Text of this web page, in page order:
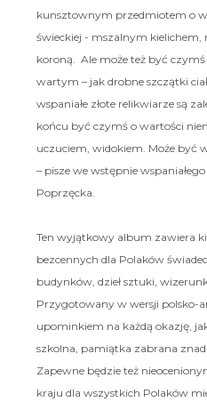
kunsztownym przedmiotem o
świeckiej - mszalnym kielichem,
koroną. Ale może też być
wartym – jak drobne szczątki
wspaniałe złote relikwiarze są
końcu być czymś o wartości
uczuciem, widokiem. Może być
– pisze we wstępnie
Poprzęcka.
Ten wyjątkowy album zawiera
bezcennych dla Polaków
budynków, dzieł sztuki,
Przygotowany w wersji polsko-
upominkiem na każdą okazję,
szkolna, pamiątka zabrana znad
Zapewne będzie też
kraju dla wszystkich Polaków